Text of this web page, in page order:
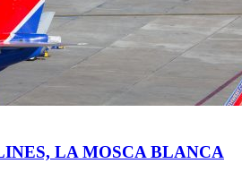
LA MOSCA BLANCA